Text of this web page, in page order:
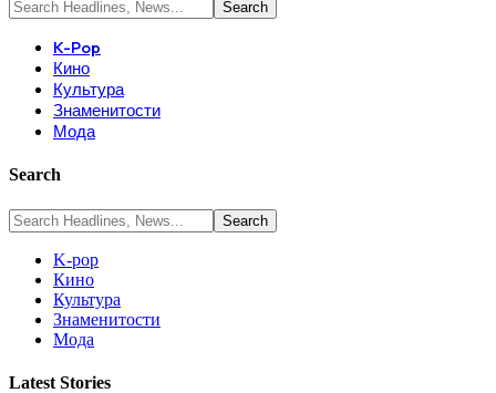
K-Pop
Кино
Культура
Знаменитости
Мода
Search
K-pop
Кино
Культура
Знаменитости
Мода
Latest Stories